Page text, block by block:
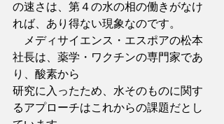
の速さは、第４の水の相の働きがなけ
れば、あり得ない現象なのです。
メディサイエンス・エスポアの松本
社長は、薬学・ワクチンの専門家であ
り、酸素から
研究に入ったため、水そのものに関す
るアプローチはこれからの課題だとし